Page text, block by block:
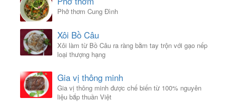
Phở thơm Cung Đình
Xôi Bồ Câu
Xôi làm từ Bồ Câu ra ràng bằm tay trộn với gạo nếp
loại thượng hạng
Gia vị thông minh
Gia vị thông minh được chế biến từ 100% nguyên
liệu bắp thuần Việt